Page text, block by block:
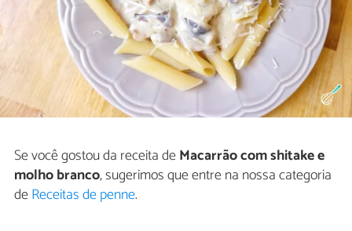
Se você gostou da receita deMacarrão com shitake e
molho branco, sugerimos que entre na nossa categoria
deReceitas de penne.